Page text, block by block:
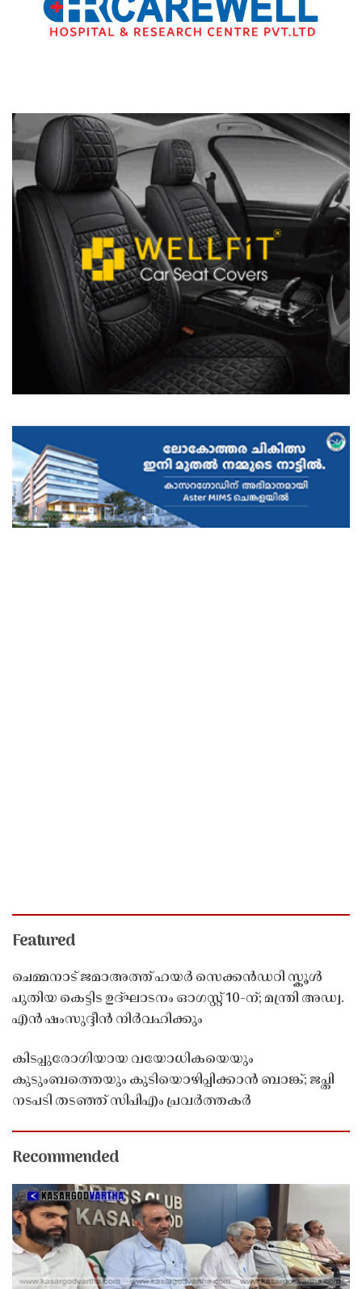
Featured
ചെമ്മനാട് ജമാഅത്ത് ഹയർ സെക്കൻഡറി സ്കൂൾ
പുതിയ കെട്ടിട ഉദ്ഘാടനം ഓഗസ്റ്റ് 10-ന്; മന്ത്രി അഡ്വ.
എൻ ഷംസുദ്ദീൻ നിർവഹിക്കും
കിടപ്പുരോഗിയായ വയോധികയെയും
കുടുംബത്തെയും കുടിയൊഴിപ്പിക്കാൻ ബാങ്ക്; ജപ്തി
നടപടി തടഞ്ഞ് സിപിഎം പ്രവർത്തകർ
Recommended